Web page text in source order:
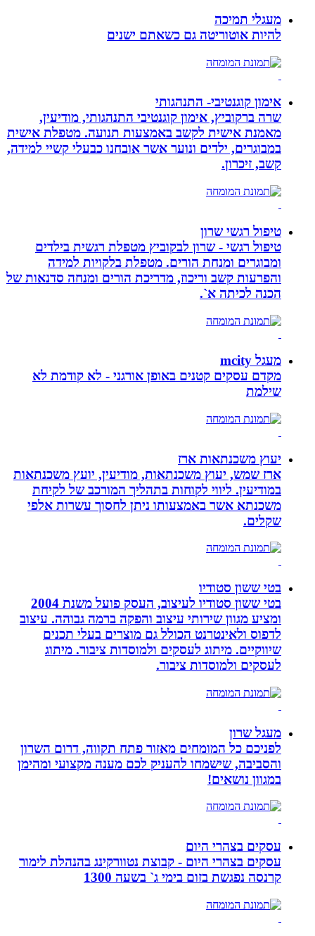
מעגלי תמיכה
להיות אוטוריטה גם כשאתם ישנים
אימון קוגנטיבי- התנהגותי
שרה ברקוביץ, אימון קוגנטיבי התנהגותי, מודיעין,
מאמנת אישית לקשב באמצעות תנועה. מטפלת אישית
במבוגרים, ילדים ונוער אשר אובחנו כבעלי קשיי למידה,
קשב, זיכרון.
טיפול רגשי שרון
טיפול רגשי - שרון לבקוביץ מטפלת רגשית בילדים
ומבוגרים ומנחת הורים. מטפלת בלקויות למידה
והפרעות קשב וריכוז, מדריכת הורים ומנחה סדנאות של
הכנה לכיתה א`.
מעגל mcity
מקדם עסקים קטנים באופן אורגני - לא קודמת לא
שילמת
יעוץ משכנתאות ארז
ארז שמש, יעוץ משכנתאות, מודיעין, יועץ משכנתאות
במודיעין. ליווי לקוחות בתהליך המורכב של לקיחת
משכנתא אשר באמצעותו ניתן לחסוך עשרות אלפי
שקלים.
בטי ששון סטודיו
בטי ששון סטודיו לעיצוב, העסק פועל משנת 2004
ומציע מגוון שירותי עיצוב והפקה ברמה גבוהה. עיצוב
לדפוס ולאינטרנט הכולל גם מוצרים בעלי תכנים
שיווקיים. מיתוג לעסקים ולמוסדות ציבור. מיתוג
לעסקים ולמוסדות ציבור.
מעגל שרון
לפניכם כל המומחים מאזור פתח תקווה, דרום השרון
והסביבה, שישמחו להעניק לכם מענה מקצועי ומהימן
במגוון נושאים!
עסקים בצהרי היום
עסקים בצהרי היום - קבוצת נטוורקינג בהנהלת לימור
קרנסה נפגשת בזום בימי ג` בשעה 1300